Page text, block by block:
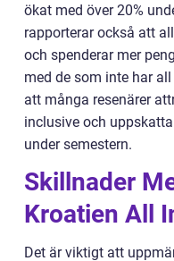
ökat med över 20%
rapporterar också att
och spenderar mer
med de som inte har
att många resenärer
inclusive och
under semestern.
Skillnader
Kroatien All
Det är viktigt att